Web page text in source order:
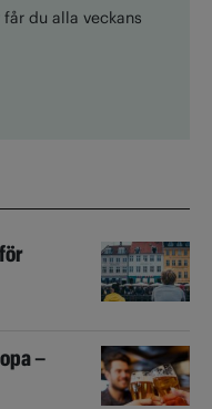
du alla veckans
–